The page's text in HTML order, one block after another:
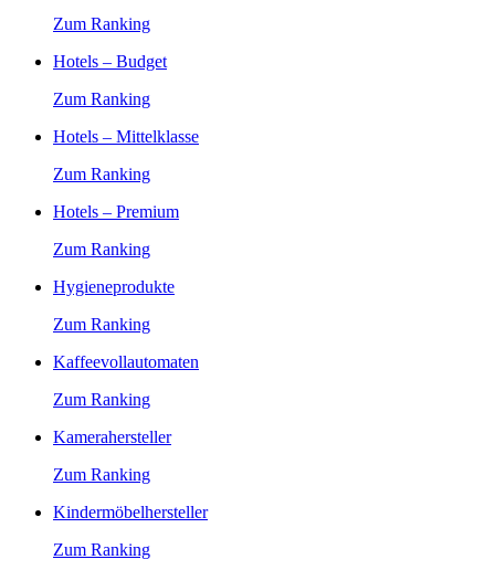
Zum Ranking
Hotels – Budget
Zum Ranking
Hotels – Mittelklasse
Zum Ranking
Hotels – Premium
Zum Ranking
Hygieneprodukte
Zum Ranking
Kaffeevollautomaten
Zum Ranking
Kamerahersteller
Zum Ranking
Kindermöbelhersteller
Zum Ranking